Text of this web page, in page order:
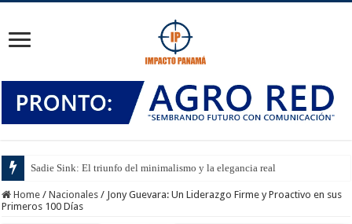
Sadie Sink: El triunfo del minimalismo y la elegancia real
Home / Nacionales / Jony Guevara: Un Liderazgo Firme y Proactivo en sus
Primeros 100 Días